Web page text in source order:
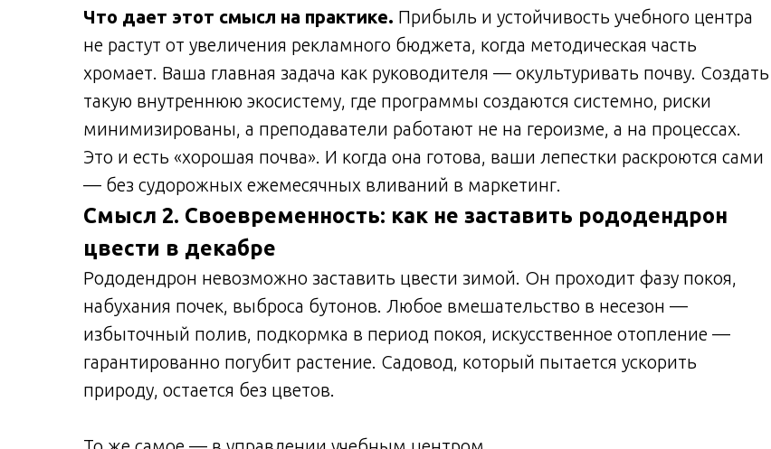
Что дает этот смысл на практике. Прибыль и устойчивость учебного центра
не растут от увеличения рекламного бюджета, когда методическая часть
хромает. Ваша главная задача как руководителя — окультуривать почву. Создать
такую внутреннюю экосистему, где программы создаются системно, риски
минимизированы, а преподаватели работают не на героизме, а на процессах.
Это и есть «хорошая почва». И когда она готова, ваши лепестки раскроются сами
— без судорожных ежемесячных вливаний в маркетинг.
Смысл 2. Своевременность: как не заставить рододендрон
цвести в декабре
Рододендрон невозможно заставить цвести зимой. Он проходит фазу покоя,
набухания почек, выброса бутонов. Любое вмешательство в несезон —
избыточный полив, подкормка в период покоя, искусственное отопление —
гарантированно погубит растение. Садовод, который пытается ускорить
природу, остается без цветов.